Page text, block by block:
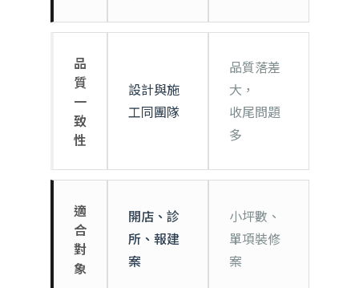
品
質
一
致
性
設計與施
工同團隊
品質落差
大，
收尾問題
多
適
合
對
象
開店、診
所、報建
案
小坪數、
單項裝修
案